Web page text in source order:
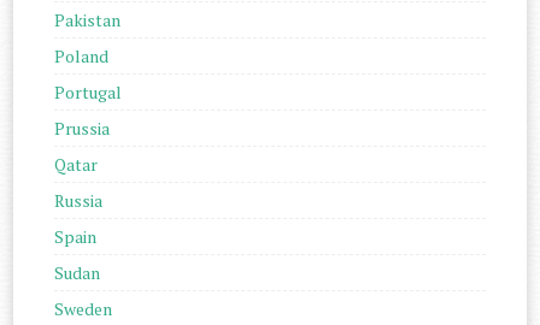
Pakistan
Poland
Portugal
Prussia
Qatar
Russia
Spain
Sudan
Sweden